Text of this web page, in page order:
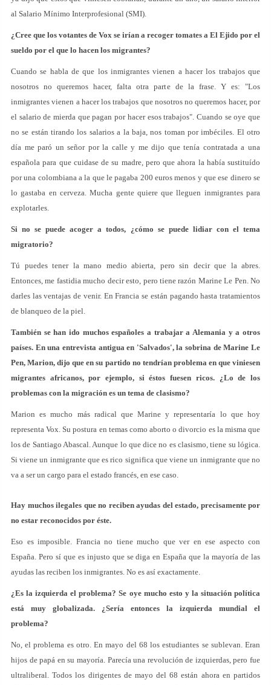
al Salario Mínimo Interprofesional (SMI).
¿Cree que los votantes de Vox se irían a recoger tomates a El Ejido por el
sueldo por el que lo hacen los migrantes?
Cuando se habla de que los inmigrantes vienen a hacer los trabajos que
nosotros no queremos hacer, falta otra parte de la frase. Y es: "Los
inmigrantes vienen a hacer los trabajos que nosotros no queremos hacer, por
el salario de mierda que pagan por hacer esos trabajos". Cuando se oye que
no se están tirando los salarios a la baja, nos toman por imbéciles. El otro
día me paró un señor por la calle y me dijo que tenía contratada a una
española para que cuidase de su madre, pero que ahora la había sustituído
por una colombiana a la que le pagaba 200 euros menos y que ese dinero se
lo gastaba en cerveza. Mucha gente quiere que lleguen inmigrantes para
explotarles.
Si no se puede acoger a todos, ¿cómo se puede lidiar con el tema
migratorio?
Tú puedes tener la mano medio abierta, pero sin decir que la abres.
Entonces, me fastidia mucho decir esto, pero tiene razón Marine Le Pen. No
darles las ventajas de venir. En Francia se están pagando hasta tratamientos
de blanqueo de la piel.
También se han ido muchos españoles a trabajar a Alemania y a otros
países. En una entrevista antigua en 'Salvados', la sobrina de Marine Le
Pen, Marion, dijo que en su partido no tendrían problema en que viniesen
migrantes africanos, por ejemplo, si éstos fuesen ricos. ¿Lo de los
problemas con la migración es un tema de clasismo?
Marion es mucho más radical que Marine y representaría lo que hoy
representa Vox. Su postura en temas como aborto o divorcio es la misma que
los de Santiago Abascal. Aunque lo que dice no es clasismo, tiene su lógica.
Si viene un inmigrante que es rico significa que viene un inmigrante que no
va a ser un cargo para el estado francés, en ese caso.
Hay muchos ilegales que no reciben ayudas del estado, precisamente por
no estar reconocidos por éste.
Eso es imposible. Francia no tiene mucho que ver en ese aspecto con
España. Pero sí que es injusto que se diga en España que la mayoría de las
ayudas las reciben los inmigrantes. No es así exactamente.
¿Es la izquierda el problema? Se oye mucho esto y la situación política
está muy globalizada. ¿Sería entonces la izquierda mundial el
problema?
No, el problema es otro. En mayo del 68 los estudiantes se sublevan. Eran
hijos de papá en su mayoría. Parecía una revolución de izquierdas, pero fue
ultraliberal. Todos los dirigentes de mayo del 68 están ahora en partidos